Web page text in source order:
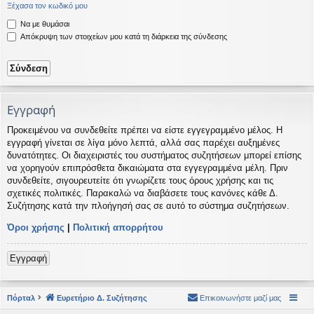
Ξέχασα τον κωδικό μου
Να με θυμάσαι
Απόκρυψη των στοιχείων μου κατά τη διάρκεια της σύνδεσης
Εγγραφή
Προκειμένου να συνδεθείτε πρέπει να είστε εγγεγραμμένο μέλος. Η
εγγραφή γίνεται σε λίγα μόνο λεπτά, αλλά σας παρέχει αυξημένες
δυνατότητες. Οι διαχειριστές του συστήματος συζητήσεων μπορεί επίσης
να χορηγούν επιπρόσθετα δικαιώματα στα εγγεγραμμένα μέλη. Πριν
συνδεθείτε, σιγουρευτείτε ότι γνωρίζετε τους όρους χρήσης και τις
σχετικές πολιτικές. Παρακαλώ να διαβάσετε τους κανόνες κάθε Δ.
Συζήτησης κατά την πλοήγησή σας σε αυτό το σύστημα συζητήσεων.
Όροι χρήσης | Πολιτική απορρήτου
Εγγραφή
Πόρταλ Ευρετήριο Δ. Συζήτησης Επικοινωνήστε μαζί μας